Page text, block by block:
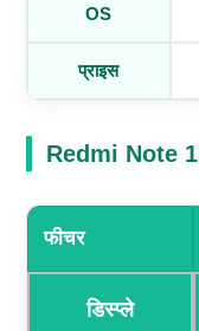
OS
प्राइस
Redmi Note
फीचर
डिस्प्ले